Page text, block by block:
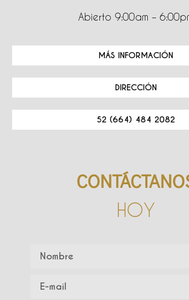
Abierto 9:00am –
MÁS INFORMACIÓN
DIRECCIÓN
52 (664) 484 2082
HOY